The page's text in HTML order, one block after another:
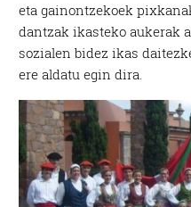
eta gainontzekoek
dantzak ikasteko aukerak
sozialen bidez ikas
ere aldatu egin dira.